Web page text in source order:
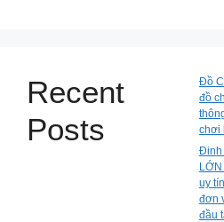
Recent
Posts
Đồ
đồ
chơi
Đinh
uy
đơn
đầu